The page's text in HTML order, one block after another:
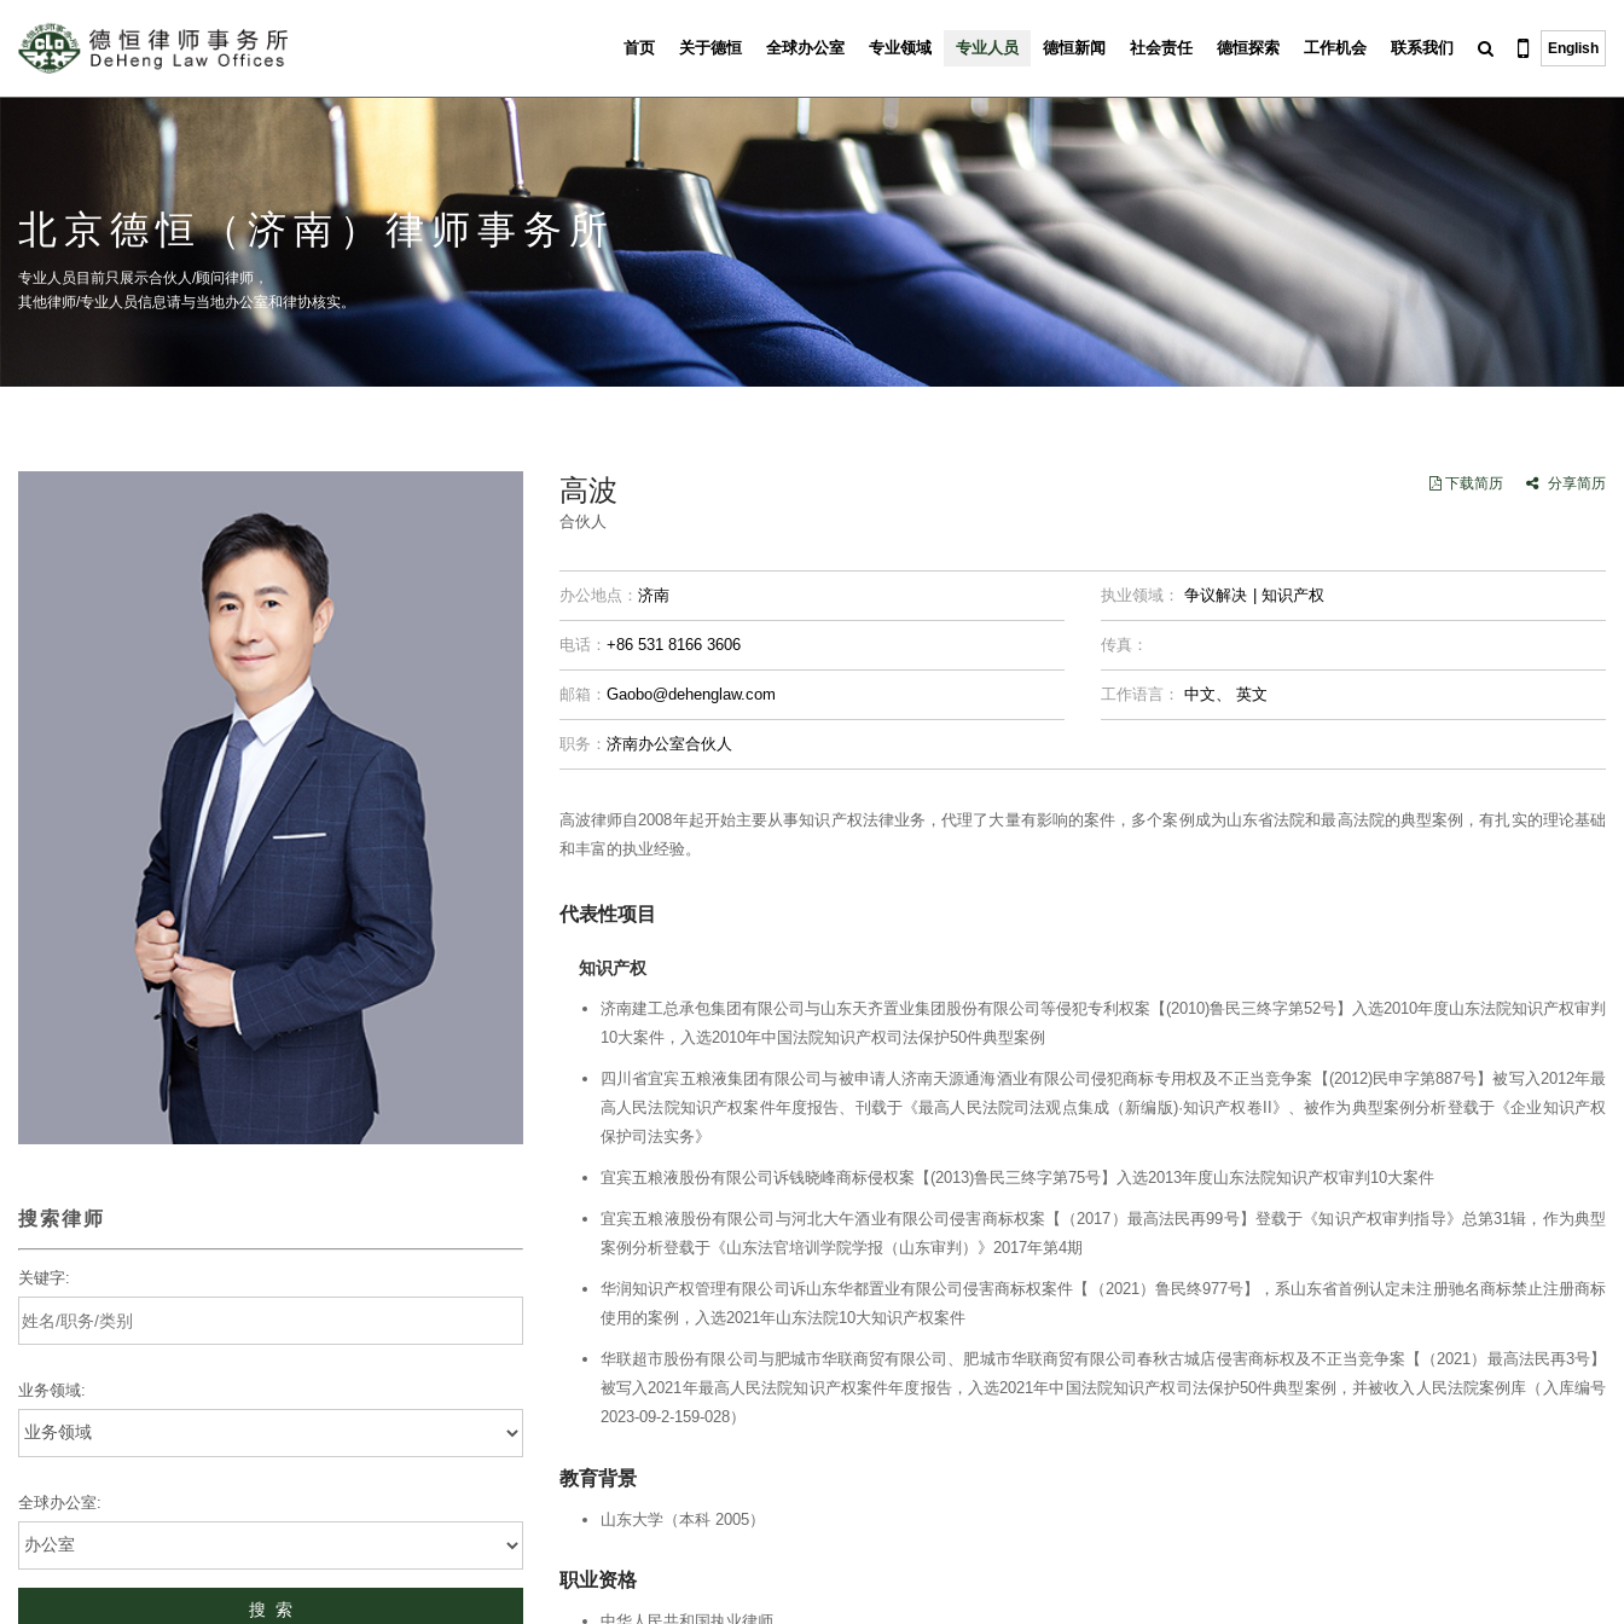
首页 关于德恒 全球办公室 专业领域 专业人员 德恒新闻 社会责任 德恒探索 工作机会 联系我们 English
北京德恒（济南）律师事务所
专业人员目前只展示合伙人/顾问律师，
其他律师/专业人员信息请与当地办公室和律协核实。
搜索律师
关键字:
业务领域:
全球办公室:
高波
合伙人
下载简历 分享简历
办公地点： 济南 执业领域： 争议解决 知识产权
电话： +86 531 8166 3606 传真：
邮箱： Gaobo@dehenglaw.com 工作语言： 中文、 英文
职务： 济南办公室合伙人
高波律师自2008年起开始主要从事知识产权法律业务，代理了大量有影响的案件，多个案例成为山东省法院和最高法院的典型案例，有扎实的理论基础
和丰富的执业经验。
代表性项目
知识产权
济南建工总承包集团有限公司与山东天齐置业集团股份有限公司等侵犯专利权案【(2010)鲁民三终字第52号】入选2010年度山东法院知识产权审判
10大案件，入选2010年中国法院知识产权司法保护50件典型案例
四川省宜宾五粮液集团有限公司与被申请人济南天源通海酒业有限公司侵犯商标专用权及不正当竞争案【(2012)民申字第887号】被写入2012年最
高人民法院知识产权案件年度报告、刊载于《最高人民法院司法观点集成（新编版)·知识产权卷II》、被作为典型案例分析登载于《企业知识产权
保护司法实务》
宜宾五粮液股份有限公司诉钱晓峰商标侵权案【(2013)鲁民三终字第75号】入选2013年度山东法院知识产权审判10大案件
宜宾五粮液股份有限公司与河北大午酒业有限公司侵害商标权案【（2017）最高法民再99号】登载于《知识产权审判指导》总第31辑，作为典型
案例分析登载于《山东法官培训学院学报（山东审判）》2017年第4期
华润知识产权管理有限公司诉山东华都置业有限公司侵害商标权案件【（2021）鲁民终977号】，系山东省首例认定未注册驰名商标禁止注册商标
使用的案例，入选2021年山东法院10大知识产权案件
华联超市股份有限公司与肥城市华联商贸有限公司、肥城市华联商贸有限公司春秋古城店侵害商标权及不正当竞争案【（2021）最高法民再3号】
被写入2021年最高人民法院知识产权案件年度报告，入选2021年中国法院知识产权司法保护50件典型案例，并被收入人民法院案例库（入库编号
2023-09-2-159-028）
教育背景
山东大学（本科 2005）
职业资格